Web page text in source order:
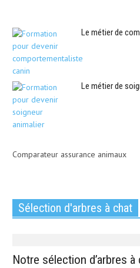
Le métier de
Le métier de
Comparateur assurance animaux
Sélection d'arbres à chat
Notre sélection d’arbres à